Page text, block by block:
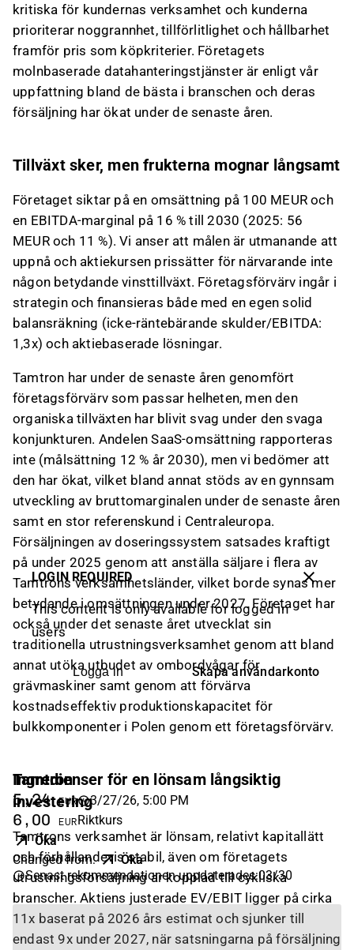
kritiska för kundernas verksamhet och kunderna
prioriterar noggrannhet, tillförlitlighet och hållbarhet
framför pris som köpkriterier. Företagets
molnbaserade datahanteringstjänster är enligt vår
uppfattning bland de bästa i branschen och deras
försäljning har ökat under de senaste åren.
Tillväxt sker, men frukterna mognar långsamt
Företaget siktar på en omsättning på 100 MEUR och
en EBITDA-marginal på 16 % till 2030 (2025: 56
MEUR och 11 %). Vi anser att målen är utmanande att
uppnå och aktiekursen prissätter för närvarande inte
någon betydande vinsttillväxt. Företagsförvärv ingår i
strategin och finansieras både med en egen solid
balansräkning (icke-räntebärande skulder/EBITDA:
1,3x) och aktiebaserade lösningar.
Tamtron har under de senaste åren genomfört
företagsförvärv som passar helheten, men den
organiska tillväxten har blivit svag under den svaga
konjunkturen. Andelen SaaS-omsättning rapporteras
inte (målsättning 12 % år 2030), men vi bedömer att
den har ökat, vilket bland annat stöds av en gynnsam
utveckling av bruttomarginalen under de senaste åren
samt en stor referenskund i Centraleuropa.
Försäljningen av doseringssystem satsades kraftigt
på under 2025 genom att anställa säljare i flera av
Tamtrons verksamhetsländer, vilket borde synas mer
betydande i omsättningen under 2027. Företaget har
också under det senaste året utvecklat sin
traditionella utrustningsverksamhet genom att bland
annat utöka utbudet av ombordvågar för
grävmaskiner samt genom att förvärva
kostnadseffektiv produktionskapacitet för
bulkkomponenter i Polen genom ett företagsförvärv.
Ingredienser för en lönsam långsiktig
investering
Tamtrons verksamhet är lönsam, relativt kapitallätt
och förhållandevis stabil, även om företagets
utrustningsförsäljning är kopplad till cykliska
branscher. Aktiens justerade EV/EBIT ligger på cirka
11x baserat på 2026 års estimat och sjunker till
endast 9x under 2027, när satsningarna på försäljning
LOGIN REQUIRED
This content is only available for logged in
users
Logga in Skapa användarkonto
Tamtron
5,24 EUR 3/27/26, 5:00 PM
6,00 EURRiktkurs
Öka
Changed from:
Öka
Senast rekommendationen uppdaterades:03/30